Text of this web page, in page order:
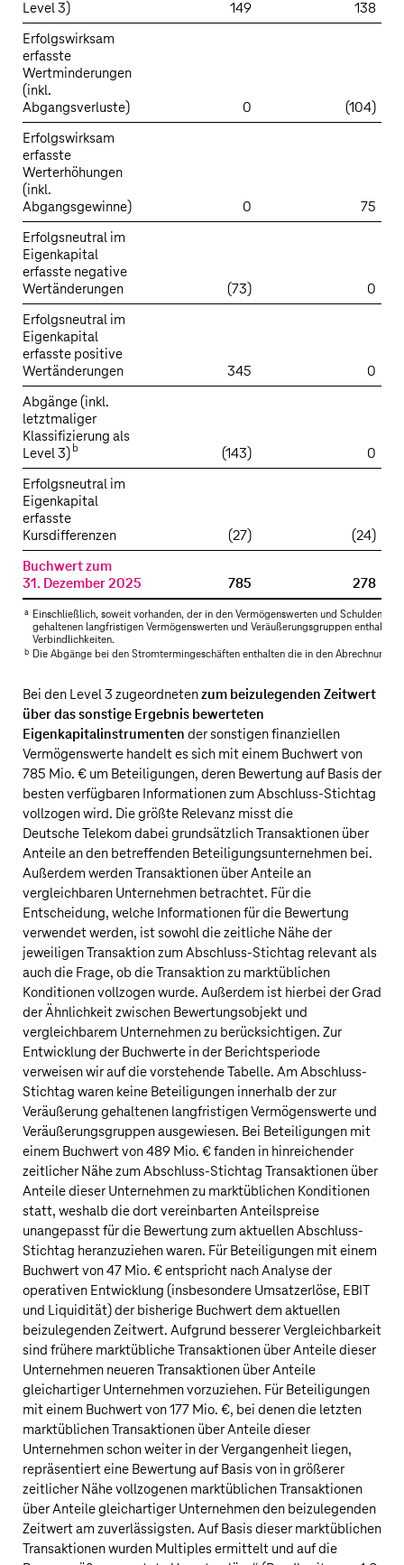
Level 3)
149
138
Erfolgswirksam
erfasste
Wertminderungen
(inkl.
Abgangsverluste)
0
(104)
Erfolgswirksam
erfasste
Werterhöhungen
(inkl.
Abgangsgewinne)
0
75
Erfolgsneutral im
Eigenkapital
erfasste negative
Wertänderungen
(73)
0
Erfolgsneutral im
Eigenkapital
erfasste positive
Wertänderungen
345
0
Abgänge (inkl.
letztmaliger
Klassifizierung als
Level 3) b (143)
0
Erfolgsneutral im
Eigenkapital
erfasste
Kursdifferenzen
(27)
(24)
Buchwert zum
31. Dezember 2025
785 278
a
Einschließlich, soweit vorhanden, der in den Vermögenswerten und Schulden in
gehaltenen langfristigen Vermögenswerten und Veräußerungsgruppen
Verbindlichkeiten.
b Die Abgänge bei den Stromtermingeschäften enthalten die in den
Bei den Level 3 zugeordnetenzum beizulegenden Zeitwert
über das sonstige Ergebnis bewerteten
Eigenkapitalinstrumenten der sonstigen finanziellen
Vermögenswerte handelt es sich mit einem Buchwert von
785 Mio. € um Beteiligungen, deren Bewertung auf Basis der
besten verfügbaren Informationen zum Abschluss-Stichtag
vollzogen wird. Die größte Relevanz misst die
Deutsche Telekom dabei grundsätzlich Transaktionen über
Anteile an den betreffenden Beteiligungsunternehmen bei.
Außerdem werden Transaktionen über Anteile an
vergleichbaren Unternehmen betrachtet. Für die
Entscheidung, welche Informationen für die Bewertung
verwendet werden, ist sowohl die zeitliche Nähe der
jeweiligen Transaktion zum Abschluss-Stichtag relevant als
auch die Frage, ob die Transaktion zu marktüblichen
Konditionen vollzogen wurde. Außerdem ist hierbei der Grad
der Ähnlichkeit zwischen Bewertungsobjekt und
vergleichbarem Unternehmen zu berücksichtigen. Zur
Entwicklung der Buchwerte in der Berichtsperiode
verweisen wir auf die vorstehende Tabelle. Am Abschluss-
Stichtag waren keine Beteiligungen innerhalb der zur
Veräußerung gehaltenen langfristigen Vermögenswerte und
Veräußerungsgruppen ausgewiesen. Bei Beteiligungen mit
einem Buchwert von489 Mio. €fanden in hinreichender
zeitlicher Nähe zum Abschluss-Stichtag Transaktionen über
Anteile dieser Unternehmen zu marktüblichen Konditionen
statt, weshalb die dort vereinbarten Anteilspreise
unangepasst für die Bewertung zum aktuellen Abschluss-
Stichtag heranzuziehen waren. Für Beteiligungen mit einem
Buchwert von47 Mio. €entspricht nach Analyse der
operativen Entwicklung (insbesondere Umsatzerlöse, EBIT
und Liquidität) der bisherige Buchwert dem aktuellen
beizulegenden Zeitwert. Aufgrund besserer Vergleichbarkeit
sind frühere marktübliche Transaktionen über Anteile dieser
Unternehmen neueren Transaktionen über Anteile
gleichartiger Unternehmen vorzuziehen. Für Beteiligungen
mit einem Buchwert von177 Mio. €, bei denen die letzten
marktüblichen Transaktionen über Anteile dieser
Unternehmen schon weiter in der Vergangenheit liegen,
repräsentiert eine Bewertung auf Basis von in größerer
zeitlicher Nähe vollzogenen marktüblichen Transaktionen
über Anteile gleichartiger Unternehmen den beizulegenden
Zeitwert am zuverlässigsten. Auf Basis dieser marktüblichen
Transaktionen wurden Multiples ermittelt und auf die